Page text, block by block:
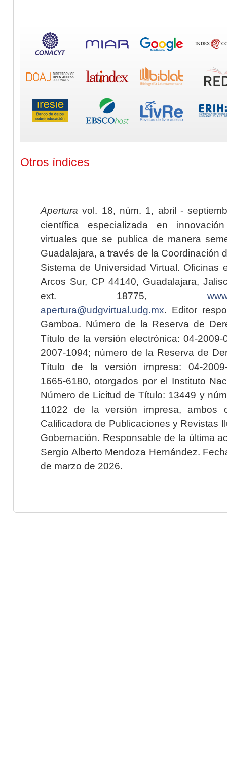
Otros índices
Apertura vol. 18, núm. 1, abril -
científica especializada en
virtuales que se publica de manera
Guadalajara, a través de la Coordinación
Sistema de Universidad Virtual. Oficinas
Arcos Sur, CP 44140, Guadalajara,
ext. 18775,
apertura@udgvirtual.udg.mx. Editor
Gamboa. Número de la Reserva de
Título de la versión electrónica: 04-2009-
2007-1094; número de la Reserva de
Título de la versión impresa: 04-2009-
1665-6180, otorgados por el Instituto
Número de Licitud de Título: 13449 y
11022 de la versión impresa, ambos
Calificadora de Publicaciones y Revistas
Gobernación. Responsable de la última
Sergio Alberto Mendoza Hernández.
de marzo de 2026.